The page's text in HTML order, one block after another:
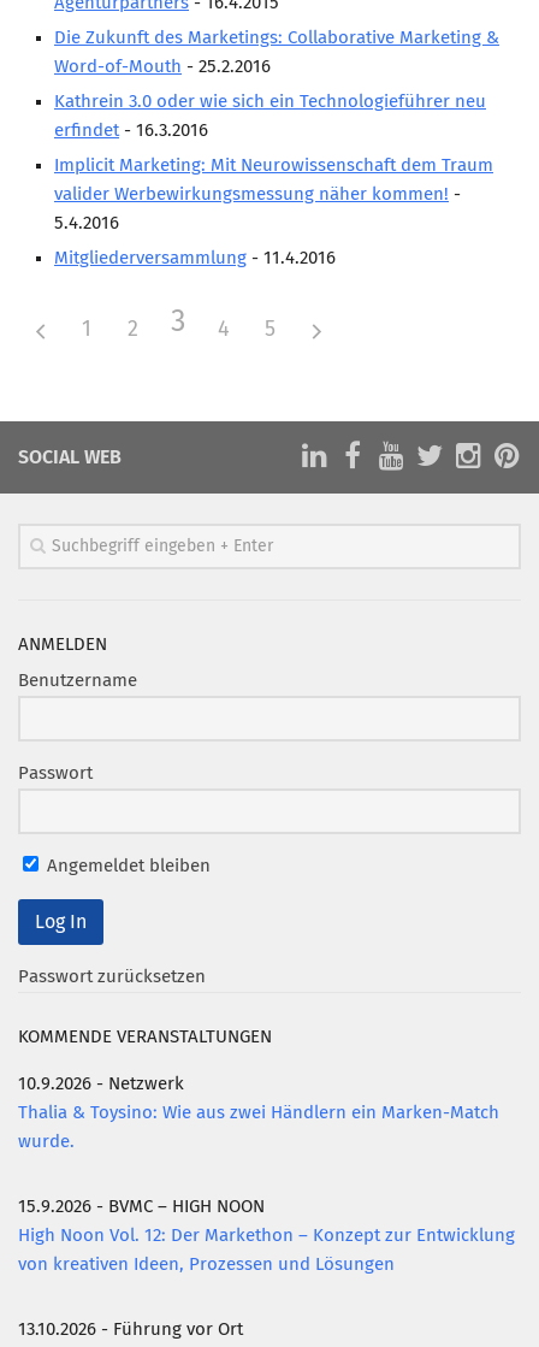
Die Zukunft des Marketings: Collaborative Marketing &
Word-of-Mouth - 25.2.2016
Kathrein 3.0 oder wie sich ein Technologieführer neu
erfindet - 16.3.2016
Implicit Marketing: Mit Neurowissenschaft dem Traum
valider Werbewirkungsmessung näher kommen! -
5.4.2016
Mitgliederversammlung - 11.4.2016
1 2 3 4 5
SOCIAL WEB
ANMELDEN
Benutzername
Passwort
Angemeldet bleiben
Passwort zurücksetzen
KOMMENDE VERANSTALTUNGEN
10.9.2026 - Netzwerk
Thalia & Toysino: Wie aus zwei Händlern ein Marken-Match
wurde.
15.9.2026 - BVMC – HIGH NOON
High Noon Vol. 12: Der Markethon – Konzept zur Entwicklung
von kreativen Ideen, Prozessen und Lösungen
13.10.2026 - Führung vor Ort